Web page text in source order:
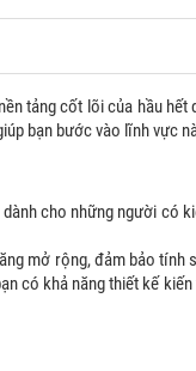
tảng cốt lõi của hầu hết
bạn bước vào lĩnh vực
cho những người có
mở rộng, đảm bảo tính
có khả năng thiết kế